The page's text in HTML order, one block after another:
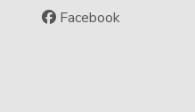
Facebook